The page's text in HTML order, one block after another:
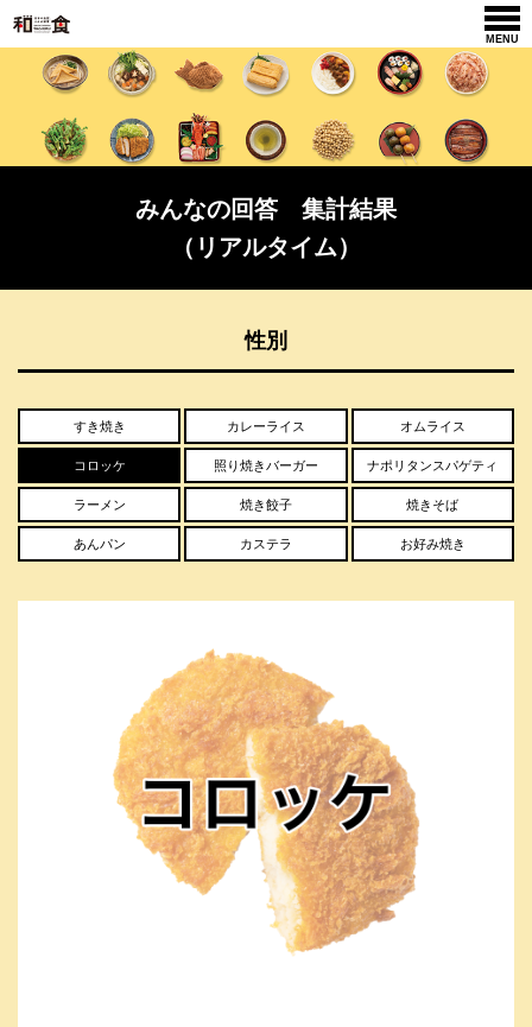
MENU
みんなの回答 集計結果
（リアルタイム）
性別
すき焼き カレーライス オムライス
コロッケ 照り焼きバーガー ナポリタンスパゲティ
ラーメン 焼き餃子 焼きそば
あんパン カステラ お好み焼き